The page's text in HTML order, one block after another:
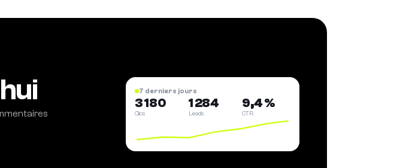
7 derniers jours
3 180
Clics
1 284
Leads
9,4 %
CTR